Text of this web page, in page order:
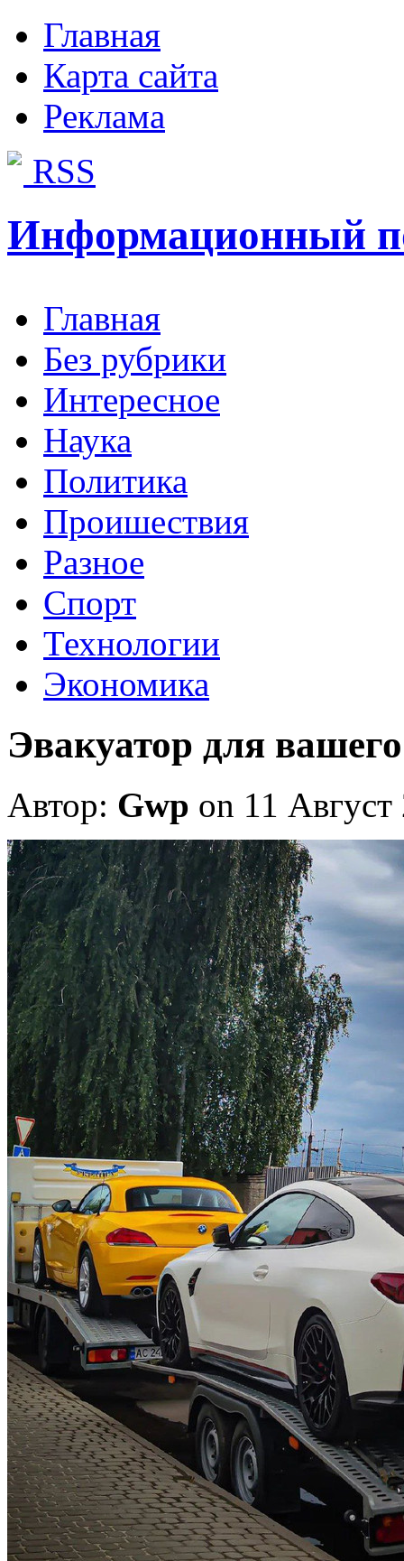
Главная
Карта сайта
Реклама
RSS
Информационный
Главная
Без рубрики
Интересное
Наука
Политика
Проишествия
Разное
Спорт
Технологии
Экономика
Эвакуатор для
Автор: Gwp on 11 Август